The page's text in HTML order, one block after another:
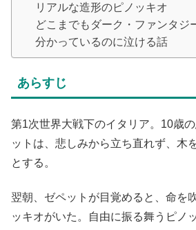
リアルな造形のピノッキオ
どこまでもダーク・ファンタジ
分かっているのに泣ける話
あらすじ
第1次世界大戦下のイタリア。10歳
ットは、悲しみから立ち直れず、木
とする。
翌朝、ゼペットが目覚めると、命を
ッキオがいた。自由に振る舞うピノ